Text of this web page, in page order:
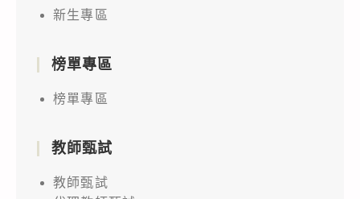
新生專區
榜單專區
榜單專區
教師甄試
教師甄試